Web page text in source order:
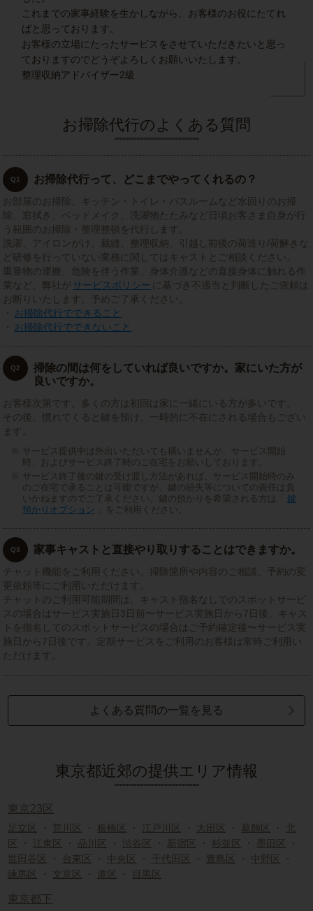
これまでの家事経験を生かしながら、お客様のお役にたてれ
ばと思っております。
お客様の立場にたったサービスをさせていただきたいと思っ
ておりますのでどうぞよろしくお願いいたします。
整理収納アドバイザー2級
お掃除代行のよくある質問
Q1 お掃除代行って、どこまでやってくれるの？
お部屋のお掃除、キッチン・トイレ・バスルームなど水回りのお掃
除、窓拭き、ベッドメイク、洗濯物たたみなど日頃お客さま自身が行
う範囲のお掃除・整理整頓を代行します。
洗濯、アイロンがけ、裁縫、整理収納、引越し前後の荷造り/荷解きな
ど研修を行っていない業務に関してはキャストとご相談ください。
重量物の運搬、危険を伴う作業、身体介護などの直接身体に触れる作
業など、弊社が サービスポリシー に基づき不適当と判断したご依頼は
お断りいたします。予めご了承ください。
・
お掃除代行でできること
・
お掃除代行でできないこと
Q2
掃除の間は何をしていれば良いですか。家にいた方が
良いですか。
お客様次第です。多くの方は初回は家に一緒にいる方が多いです。
その後、慣れてくると鍵を預け、一時的に不在にされる場合もござい
ます。
サービス提供中は外出いただいても構いませんが、サービス開始
時、およびサービス終了時のご在宅をお願いしております。
サービス終了後の鍵の受け渡し方法があれば、サービス開始時のみ
のご在宅で承ることは可能ですが、鍵の紛失等についての責任は負
いかねますのでご了承ください。鍵の預かりを希望される方は「
鍵
預かりオプション
」をご利用ください。
Q3 家事キャストと直接やり取りすることはできますか。
チャット機能をご利用ください。掃除箇所や内容のご相談、予約の変
更依頼等にご利用いただけます。
チャットのご利用可能期間は、キャスト指名なしでのスポットサービ
スの場合はサービス実施日3日前〜サービス実施日から7日後、キャス
トを指名してのスポットサービスの場合はご予約確定後〜サービス実
施日から7日後です。定期サービスをご利用のお客様は常時ご利用い
ただけます。
よくある質問の一覧を見る
東京都近郊の提供エリア情報
東京23区
足立区 ・ 荒川区 ・板橋区 ・ 江戸川区 ・ 大田区 ・ 葛飾区 ・
北
区
・ 江東区 ・ 品川区 ・ 渋谷区 ・ 新宿区 ・杉並区 ・ 墨田区
・
世田谷区
・ 台東区 ・ 中央区 ・ 千代田区 ・ 豊島区 ・ 中野区
・
練馬区
・ 文京区 ・ 港区 ・ 目黒区
東京都下